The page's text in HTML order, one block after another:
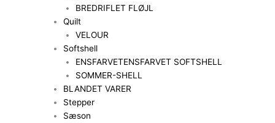
BREDRIFLET FLØJL
Quilt
VELOUR
Softshell
ENSFARVETENSFARVET SOFTSHELL
SOMMER-SHELL
BLANDET VARER
Stepper
Sæson